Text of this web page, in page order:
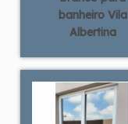
banheiro Vila
Albertina